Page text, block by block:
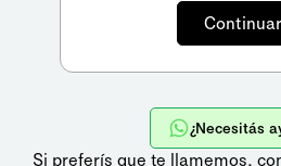
¿Necesitás
Si preferís que te llamemos,